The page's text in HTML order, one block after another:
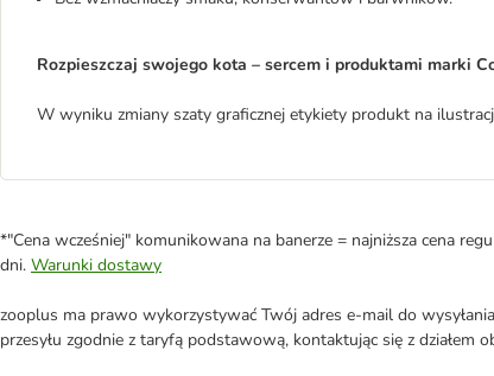
Rozpieszczaj swojego kota – sercem i produktami marki
W wyniku zmiany szaty graficznej etykiety produkt na
*"Cena wcześniej" komunikowana na banerze = najniższa cena
dni. Warunki dostawy
zooplus ma prawo wykorzystywać Twój adres e-mail do
przesyłu zgodnie z taryfą podstawową, kontaktując się z działem